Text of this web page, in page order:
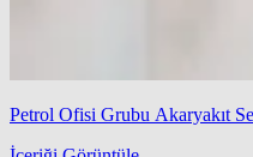
Petrol Ofisi Grubu Akaryakıt